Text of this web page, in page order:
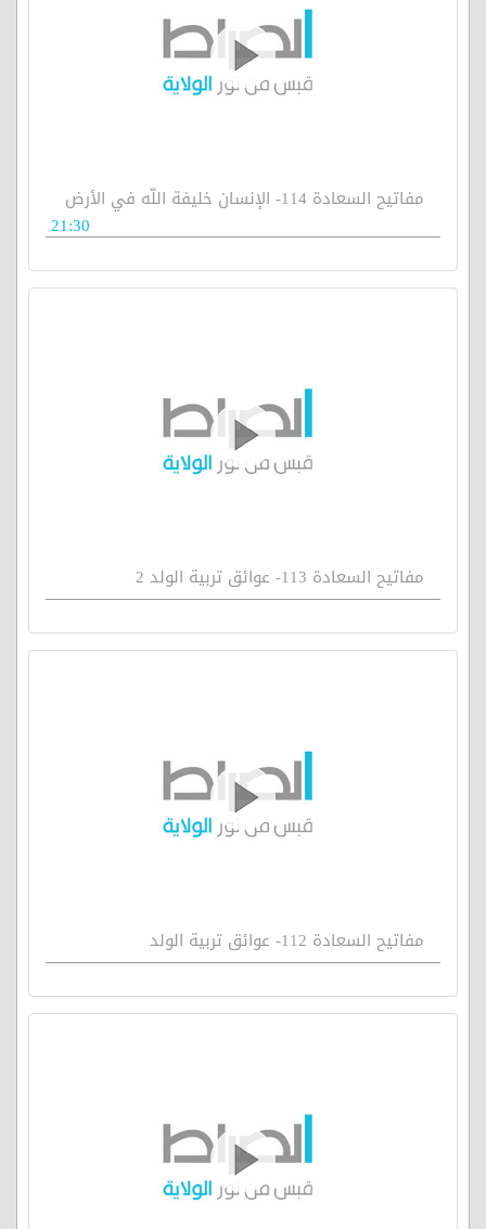
مفاتيح السعادة 114- الإنسان خليفة اللّه في الأرض
21:30
مفاتيح السعادة 113- عوائق تربية الولد 2
مفاتيح السعادة 112- عوائق تربية الولد